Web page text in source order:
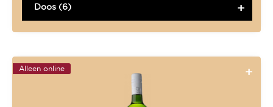
Doos (6)
Alleen online